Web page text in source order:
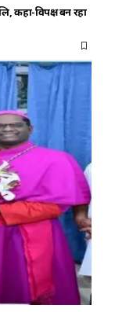
कहा-विपक्ष बन रहा